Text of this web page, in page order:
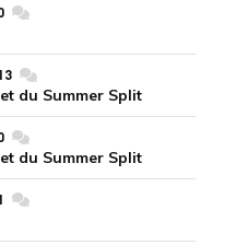
commentaires
commentaires
du Summer Split
commentaires
du Summer Split
commentaires